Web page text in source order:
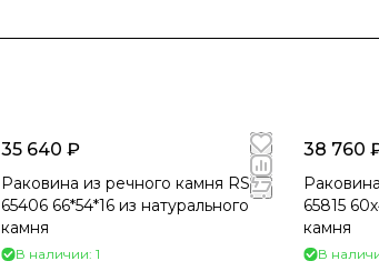
35 640 ₽
Раковина из речного камня RS-
65406 66*54*16 из натурального
камня
В наличии: 1
38 760
65815
камня
В